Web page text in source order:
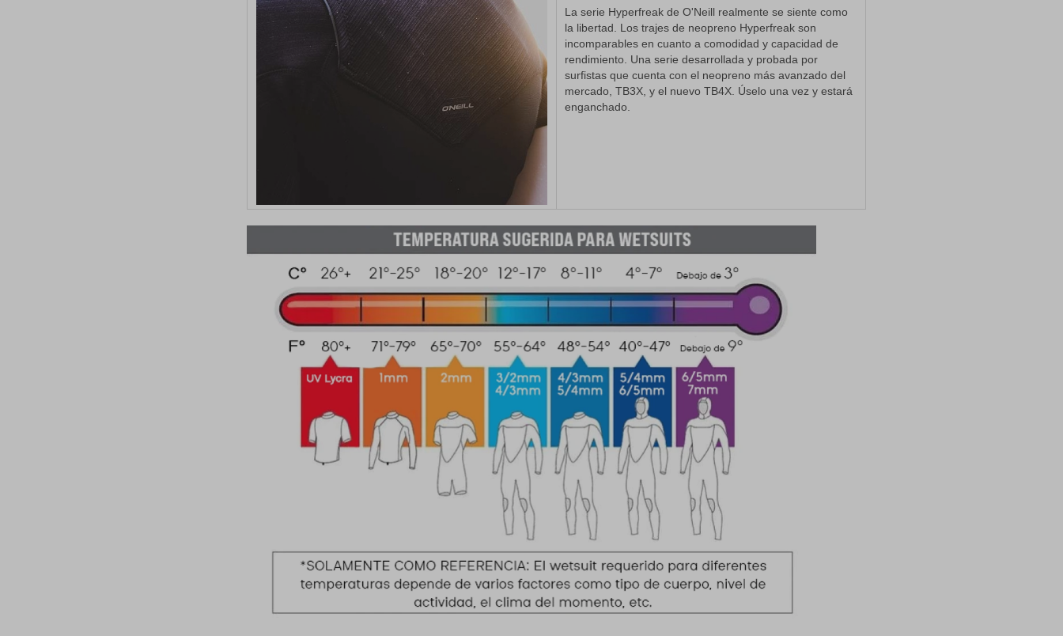
La serie Hyperfreak de O'Neill realmente se siente como
la libertad. Los trajes de neopreno Hyperfreak son
incomparables en cuanto a comodidad y capacidad de
rendimiento. Una serie desarrollada y probada por
surfistas que cuenta con el neopreno más avanzado del
mercado, TB3X, y el nuevo TB4X. Úselo una vez y estará
enganchado.